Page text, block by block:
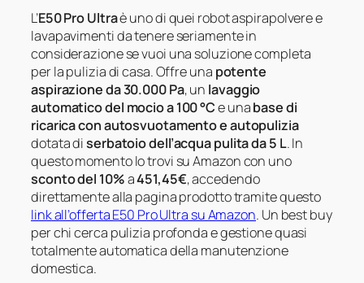
L’E50 Pro Ultraè uno di quei robot aspirapolvere e
lavapavimenti da tenere seriamente in
considerazione se vuoi una soluzione completa
per la pulizia di casa. Offre una potente
aspirazione da 30.000 Pa, un lavaggio
automatico del mocio a 100 °Ce unabase di
ricarica con autosvuotamento e autopulizia
dotata diserbatoio dell’acqua pulita da 5 L. In
questo momento lo trovi su Amazon con uno
sconto del 10%a451,45€, accedendo
direttamente alla pagina prodotto tramite questo
link all’offerta E50 Pro Ultra su Amazon. Un best buy
per chi cerca pulizia profonda e gestione quasi
totalmente automatica della manutenzione
domestica.